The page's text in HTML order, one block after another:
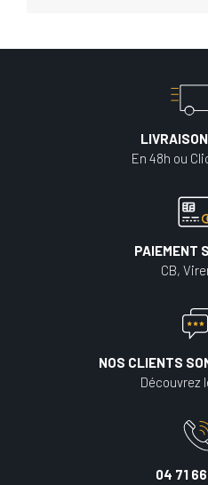
En 48h ou
PAIEMENT
CB,
NOS CLIENTS
Découvrez
04 71